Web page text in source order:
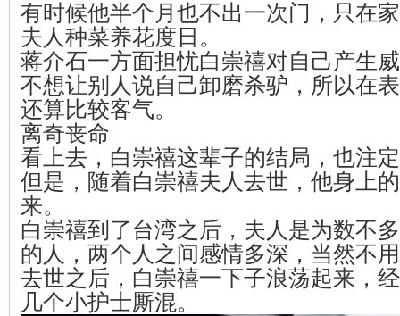
有时候他半个月也不出一次门，只在
夫人种菜养花度日。
蒋介石一方面担忧白崇禧对自己产生
不想让别人说自己卸磨杀驴，所以在
还算比较客气。
离奇丧命
看上去，白崇禧这辈子的结局，也注
但是，随着白崇禧夫人去世，他身上
来。
白崇禧到了台湾之后，夫人是为数不
的人，两个人之间感情多深，当然不
去世之后，白崇禧一下子浪荡起来，
几个小护士厮混。